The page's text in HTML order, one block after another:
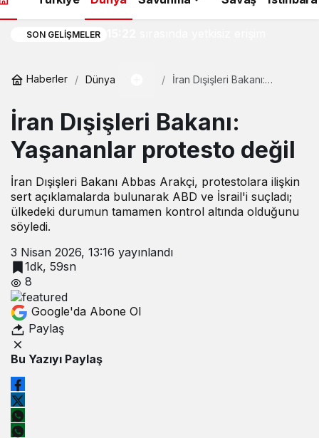
SON GELIŞMELER
Anthropic modelleri test
Haberler Dünya
İran Dışişleri Bakanı:
İran Dışişleri Bakanı:
Yaşananlar protesto değil
İran Dışişleri Bakanı Abbas Arakçi, protestolara ilişkin
sert açıklamalarda bulunarak ABD ve İsrail'i suçladı;
ülkedeki durumun tamamen kontrol altında olduğunu
söyledi.
3 Nisan 2026, 13:16 yayınlandı
1dk, 59sn
8
Google'da Abone Ol
Paylaş
Bu Yazıyı Paylaş